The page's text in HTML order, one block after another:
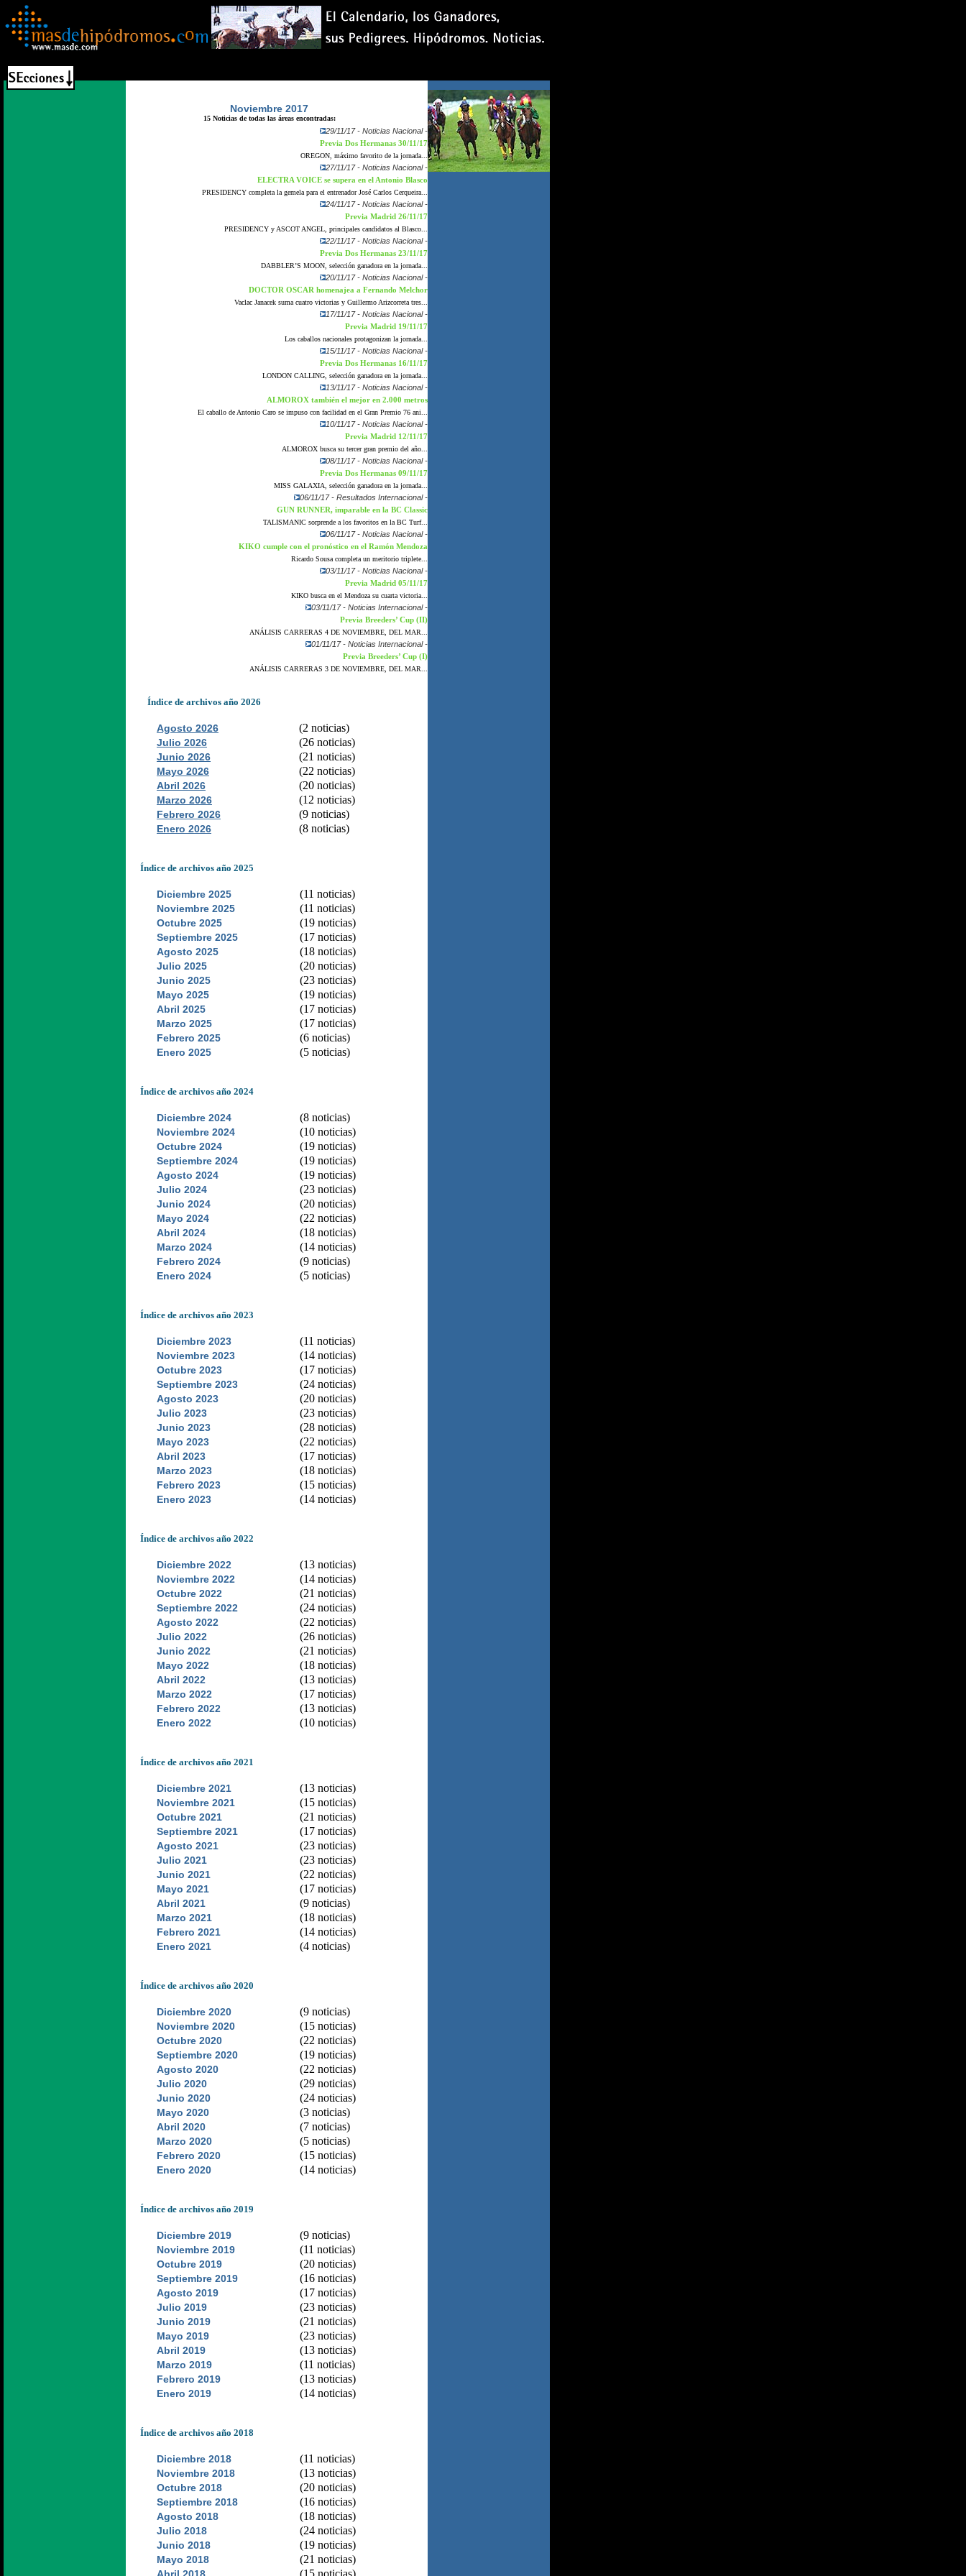
Noviembre 2017
15 Noticias de todas las áreas encontradas:
29/11/17 - Noticias Nacional -
Previa Dos Hermanas 30/11/17
OREGON, máximo favorito de la jornada...
27/11/17 - Noticias Nacional -
ELECTRA VOICE se supera en el Antonio Blasco
PRESIDENCY completa la gemela para el entrenador José Carlos Cerqueira...
24/11/17 - Noticias Nacional -
Previa Madrid 26/11/17
PRESIDENCY y ASCOT ANGEL, principales candidatos al Blasco...
22/11/17 - Noticias Nacional -
Previa Dos Hermanas 23/11/17
DABBLER’S MOON, selección ganadora en la jornada...
20/11/17 - Noticias Nacional -
DOCTOR OSCAR homenajea a Fernando Melchor
Vaclac Janacek suma cuatro victorias y Guillermo Arizcorreta tres...
17/11/17 - Noticias Nacional -
Previa Madrid 19/11/17
Los caballos nacionales protagonizan la jornada...
15/11/17 - Noticias Nacional -
Previa Dos Hermanas 16/11/17
LONDON CALLING, selección ganadora en la jornada...
13/11/17 - Noticias Nacional -
ALMOROX también el mejor en 2.000 metros
El caballo de Antonio Caro se impuso con facilidad en el Gran Premio 76 ani...
10/11/17 - Noticias Nacional -
Previa Madrid 12/11/17
ALMOROX busca su tercer gran premio del año...
08/11/17 - Noticias Nacional -
Previa Dos Hermanas 09/11/17
MISS GALAXIA, selección ganadora en la jornada...
06/11/17 - Resultados Internacional -
GUN RUNNER, imparable en la BC Classic
TALISMANIC sorprende a los favoritos en la BC Turf...
06/11/17 - Noticias Nacional -
KIKO cumple con el pronóstico en el Ramón Mendoza
Ricardo Sousa completa un meritorio triplete...
03/11/17 - Noticias Nacional -
Previa Madrid 05/11/17
KIKO busca en el Mendoza su cuarta victoria...
03/11/17 - Noticias Internacional -
Previa Breeders’ Cup (II)
ANÁLISIS CARRERAS 4 DE NOVIEMBRE, DEL MAR...
01/11/17 - Noticias Internacional -
Previa Breeders’ Cup (I)
ANÁLISIS CARRERAS 3 DE NOVIEMBRE, DEL MAR...
Índice de archivos año 2026
Agosto 2026 (2 noticias)
Julio 2026 (26 noticias)
Junio 2026 (21 noticias)
Mayo 2026 (22 noticias)
Abril 2026 (20 noticias)
Marzo 2026 (12 noticias)
Febrero 2026 (9 noticias)
Enero 2026 (8 noticias)
Índice de archivos año 2025
Diciembre 2025 (11 noticias)
Noviembre 2025 (11 noticias)
Octubre 2025 (19 noticias)
Septiembre 2025 (17 noticias)
Agosto 2025 (18 noticias)
Julio 2025 (20 noticias)
Junio 2025 (23 noticias)
Mayo 2025 (19 noticias)
Abril 2025 (17 noticias)
Marzo 2025 (17 noticias)
Febrero 2025 (6 noticias)
Enero 2025 (5 noticias)
Índice de archivos año 2024
Diciembre 2024 (8 noticias)
Noviembre 2024 (10 noticias)
Octubre 2024 (19 noticias)
Septiembre 2024 (19 noticias)
Agosto 2024 (19 noticias)
Julio 2024 (23 noticias)
Junio 2024 (20 noticias)
Mayo 2024 (22 noticias)
Abril 2024 (18 noticias)
Marzo 2024 (14 noticias)
Febrero 2024 (9 noticias)
Enero 2024 (5 noticias)
Índice de archivos año 2023
Diciembre 2023 (11 noticias)
Noviembre 2023 (14 noticias)
Octubre 2023 (17 noticias)
Septiembre 2023 (24 noticias)
Agosto 2023 (20 noticias)
Julio 2023 (23 noticias)
Junio 2023 (28 noticias)
Mayo 2023 (22 noticias)
Abril 2023 (17 noticias)
Marzo 2023 (18 noticias)
Febrero 2023 (15 noticias)
Enero 2023 (14 noticias)
Índice de archivos año 2022
Diciembre 2022 (13 noticias)
Noviembre 2022 (14 noticias)
Octubre 2022 (21 noticias)
Septiembre 2022 (24 noticias)
Agosto 2022 (22 noticias)
Julio 2022 (26 noticias)
Junio 2022 (21 noticias)
Mayo 2022 (18 noticias)
Abril 2022 (13 noticias)
Marzo 2022 (17 noticias)
Febrero 2022 (13 noticias)
Enero 2022 (10 noticias)
Índice de archivos año 2021
Diciembre 2021 (13 noticias)
Noviembre 2021 (15 noticias)
Octubre 2021 (21 noticias)
Septiembre 2021 (17 noticias)
Agosto 2021 (23 noticias)
Julio 2021 (23 noticias)
Junio 2021 (22 noticias)
Mayo 2021 (17 noticias)
Abril 2021 (9 noticias)
Marzo 2021 (18 noticias)
Febrero 2021 (14 noticias)
Enero 2021 (4 noticias)
Índice de archivos año 2020
Diciembre 2020 (9 noticias)
Noviembre 2020 (15 noticias)
Octubre 2020 (22 noticias)
Septiembre 2020 (19 noticias)
Agosto 2020 (22 noticias)
Julio 2020 (29 noticias)
Junio 2020 (24 noticias)
Mayo 2020 (3 noticias)
Abril 2020 (7 noticias)
Marzo 2020 (5 noticias)
Febrero 2020 (15 noticias)
Enero 2020 (14 noticias)
Índice de archivos año 2019
Diciembre 2019 (9 noticias)
Noviembre 2019 (11 noticias)
Octubre 2019 (20 noticias)
Septiembre 2019 (16 noticias)
Agosto 2019 (17 noticias)
Julio 2019 (23 noticias)
Junio 2019 (21 noticias)
Mayo 2019 (23 noticias)
Abril 2019 (13 noticias)
Marzo 2019 (11 noticias)
Febrero 2019 (13 noticias)
Enero 2019 (14 noticias)
Índice de archivos año 2018
Diciembre 2018 (11 noticias)
Noviembre 2018 (13 noticias)
Octubre 2018 (20 noticias)
Septiembre 2018 (16 noticias)
Agosto 2018 (18 noticias)
Julio 2018 (24 noticias)
Junio 2018 (19 noticias)
Mayo 2018 (21 noticias)
(15 noticias)